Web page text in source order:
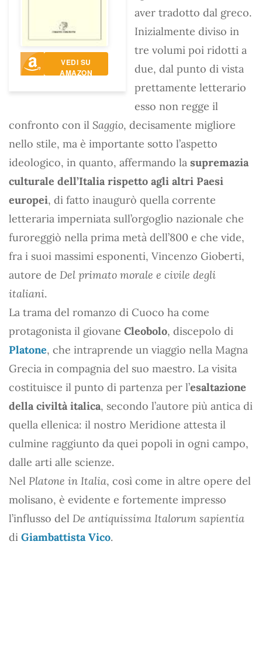
VEDI SU
AMAZON
aver tradotto dal greco.
Inizialmente diviso in
tre volumi poi ridotti a
due, dal punto di vista
prettamente letterario
esso non regge il
confronto con il Saggio, decisamente migliore
nello stile, ma è importante sotto l’aspetto
ideologico, in quanto, affermando la supremazia
culturale dell’Italia rispetto agli altri Paesi
europei, di fatto inaugurò quella corrente
letteraria imperniata sull’orgoglio nazionale che
furoreggiò nella prima metà dell’800 e che vide,
fra i suoi massimi esponenti, Vincenzo Gioberti,
autore de Del primato morale e civile degli
italiani.
La trama del romanzo di Cuoco ha come
protagonista il giovane Cleobolo, discepolo di
Platone, che intraprende un viaggio nella Magna
Grecia in compagnia del suo maestro. La visita
costituisce il punto di partenza per l’esaltazione
della civiltà italica, secondo l’autore più antica di
quella ellenica: il nostro Meridione attesta il
culmine raggiunto da quei popoli in ogni campo,
dalle arti alle scienze.
Nel Platone in Italia, così come in altre opere del
molisano, è evidente e fortemente impresso
l’influsso del De antiquissima Italorum sapientia
di Giambattista Vico.